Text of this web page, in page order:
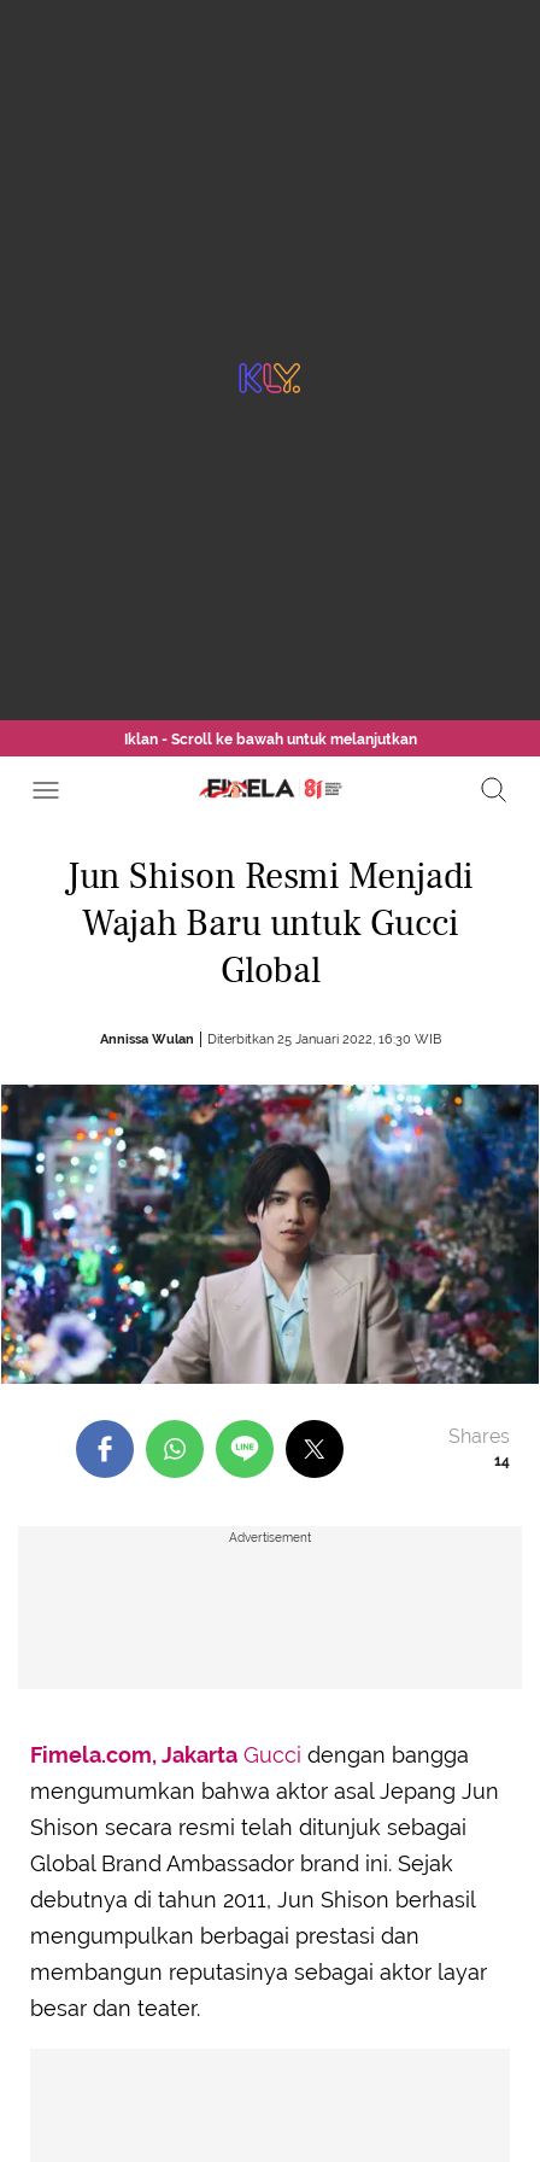
Iklan - Scroll ke bawah untuk melanjutkan
Jun Shison Resmi Menjadi
Wajah Baru untuk Gucci
Global
Annissa Wulan Diterbitkan 25 Januari 2022, 16:30 WIB
14
Shares
Fimela.com, Jakarta Gucci dengan bangga
mengumumkan bahwa aktor asal Jepang Jun
Shison secara resmi telah ditunjuk sebagai
Global Brand Ambassador brand ini. Sejak
debutnya di tahun 2011, Jun Shison berhasil
mengumpulkan berbagai prestasi dan
membangun reputasinya sebagai aktor layar
besar dan teater.